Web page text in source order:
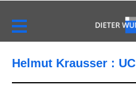
Helmut Krausser : UC